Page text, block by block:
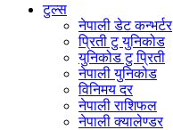
टुल्स
नेपाली डेट कन्भर्टर
प्रिती टु युनिकोड
युनिकोड टु प्रिती
नेपाली युनिकोड
विनिमय दर
नेपाली राशिफल
नेपाली क्यालेण्डर